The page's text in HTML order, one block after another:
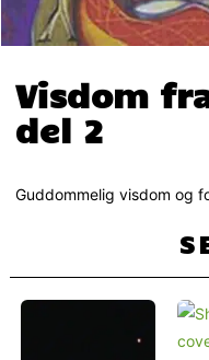
Visdom
del 2
Guddommelig visdom og